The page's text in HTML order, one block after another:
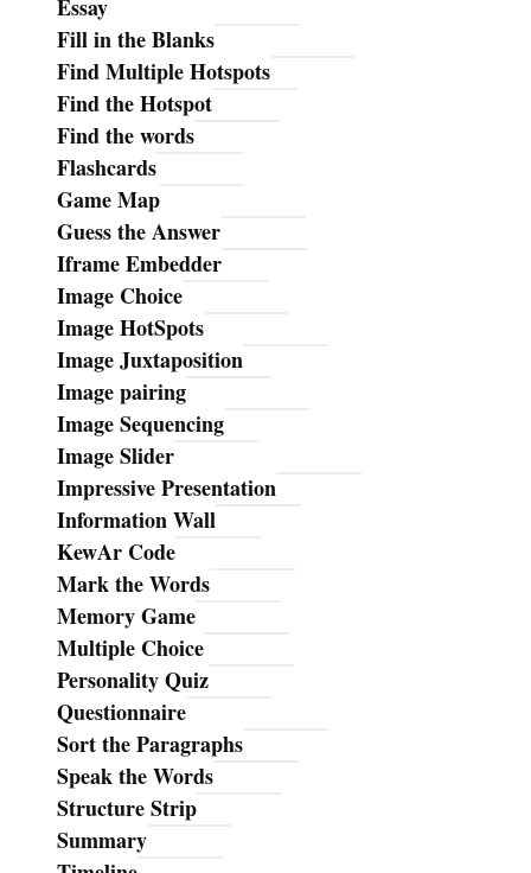
Essay
Fill in the Blanks
Find Multiple Hotspots
Find the Hotspot
Find the words
Flashcards
Game Map
Guess the Answer
Iframe Embedder
Image Choice
Image HotSpots
Image Juxtaposition
Image pairing
Image Sequencing
Image Slider
Impressive Presentation
Information Wall
KewAr Code
Mark the Words
Memory Game
Multiple Choice
Personality Quiz
Questionnaire
Sort the Paragraphs
Speak the Words
Structure Strip
Summary